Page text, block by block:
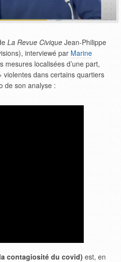
La Revue Civique Jean-Philippe
interviewé par Marine
localisées d’une part,
violentes dans certains quartiers
de son analyse :
contagiosité du covid) est, en